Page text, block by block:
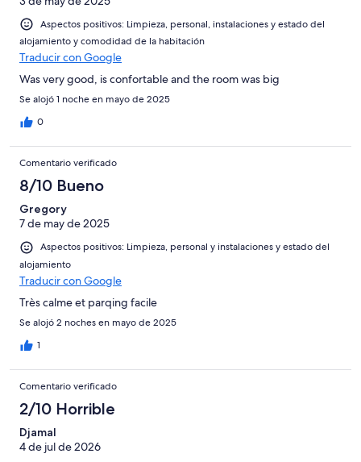
Aspectos positivos: Limpieza, personal, instalaciones y estado del
alojamiento y comodidad de la habitación
Traducir con Google
Was very good, is confortable and the room was big
Se alojó 1 noche en mayo de 2025
0
Comentario verificado
8/10 Bueno
Gregory
7 de may de 2025
Aspectos positivos: Limpieza, personal y instalaciones y estado del
alojamiento
Traducir con Google
Très calme et parqing facile
Se alojó 2 noches en mayo de 2025
1
Comentario verificado
2/10 Horrible
Djamal
4 de jul de 2026